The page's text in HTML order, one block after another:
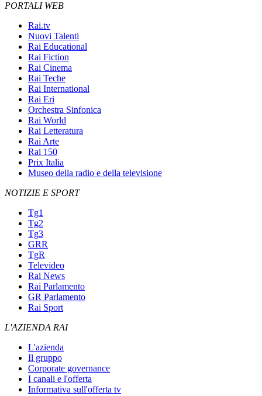
PORTALI WEB
Rai.tv
Nuovi Talenti
Rai Educational
Rai Fiction
Rai Cinema
Rai Teche
Rai International
Rai Eri
Orchestra Sinfonica
Rai World
Rai Letteratura
Rai Arte
Rai 150
Prix Italia
Museo della radio e della televisione
NOTIZIE E SPORT
Tg1
Tg2
Tg3
GRR
TgR
Televideo
Rai News
Rai Parlamento
GR Parlamento
Rai Sport
L'AZIENDA RAI
L'azienda
Il gruppo
Corporate governance
I canali e l'offerta
Informativa sull'offerta tv